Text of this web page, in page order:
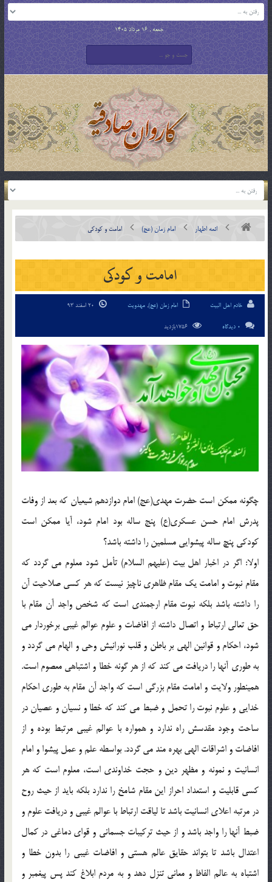
جمعه , 16 مرداد 1405
ائمه اطهار امام زمان (عج) امامت و کودکی
امامت و کودکی
خادم اهل البیت امام زمان (عج), مهدویت
0 دیدگاه
چگونه ممكن است حضرت مهدى(عج) امام دوازدهم شيعيان كه بعد از وفات
پدرش امام حسن عسكرى(ع) پنج ساله بود امام شود، آيا ممكن است
كودكى پنچ ساله پيشوايى مسلمين را داشته باشد؟
اولا: اگر در اخبار اهل بيت (عليهم السلام) تأمل شود معلوم مى گردد كه
مقام نبوت و امامت يك مقام ظاهرى ناچيز نيست كه هر كسى صلاحيت آن
را داشته باشد بلكه نبوت مقام ارجمندى است كه شخص واجد آن مقام با
حق تعالى ارتباط و اتصال داشته از افاضات و علوم عوالم غيبى برخوردار مى
شود، احكام و قوانين الهى بر باطن و قلب نورانيش وحى و الهام مى گردد و
به طورى آنها را دريافت مى كند كه از هر گونه خطا و اشتباهى معصوم است.
همينطور ولايت و امامت مقام بزرگى است كه واجد آن مقام به طورى احكام
خدايى و علوم نبوت را تحمل و ضبط مى كند كه خطا و نسيان و عصيان در
ساحت وجود مقدسش راه ندارد و همواره با عوالم غيبى مرتبط بوده و از
افاضات و اشراقات الهى بهره مند مى گردد. بواسطه علم و عمل پيشوا و امام
انسانيت و نمونه و مظهر دين و حجت خداوندى است، معلوم است كه هر
كسى قابليت و استعداد احراز اين مقام شامخ را ندارد بلكه بايد از حيث روح
در مرتبه اعلاى انسانيت باشد تا لياقت ارتباط با عوالم غيبى و دريافت علوم و
ضبط آنها را واجد باشد و از حيث تركيبات جسمانى و قواى دماغى در كمال
اعتدال باشد تا بتواند حقايق عالم هستى و افاضات غيبى را بدون خطا و
اشتباه به عالم الفاظ و معانى تنزل دهد و به مردم ابلاغ كند پس پيغمبر و